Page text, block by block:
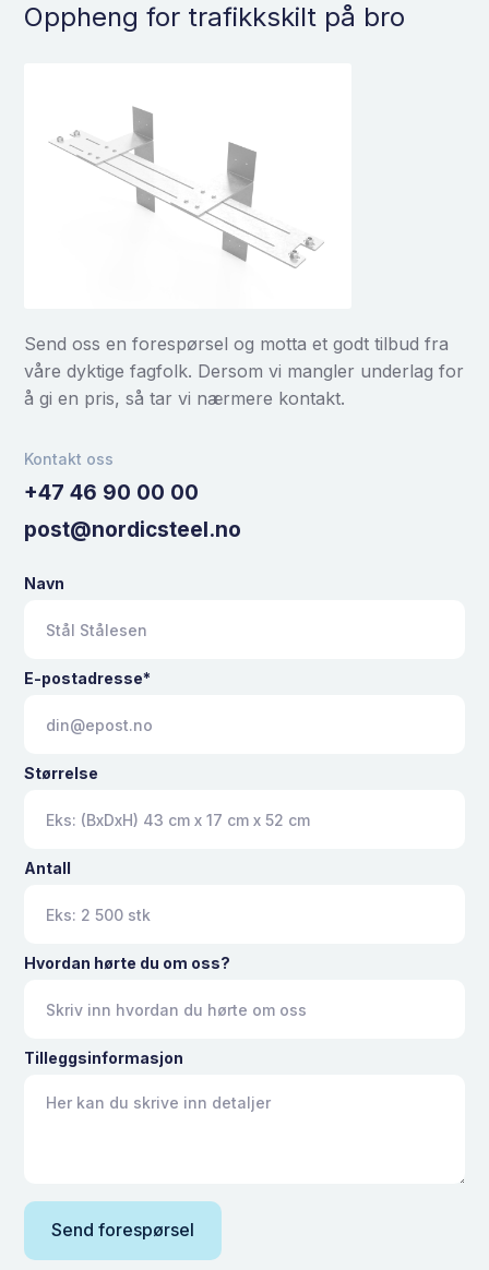
Oppheng for trafikkskilt på bro
Send oss en forespørsel og motta et godt tilbud fra
våre dyktige fagfolk. Dersom vi mangler underlag for
å gi en pris, så tar vi nærmere kontakt.
Kontakt oss
+47 46 90 00 00
post@nordicsteel.no
Navn
E-postadresse*
Størrelse
Antall
Hvordan hørte du om oss?
Tilleggsinformasjon